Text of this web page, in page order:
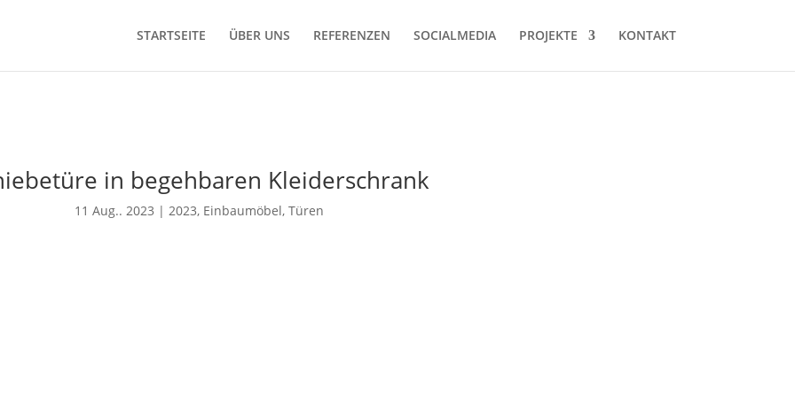
STARTSEITE ÜBER UNS REFERENZEN SOCIALMEDIA PROJEKTE KONTAKT
in begehbaren Kleiderschrank
11 Aug.. 2023 | 2023, Einbaumöbel, Türen